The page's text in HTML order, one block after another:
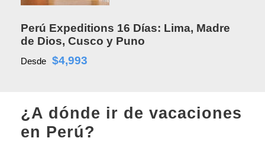
Perú Expeditions 16 Días: Lima, Madre
de Dios, Cusco y Puno
Desde $4,993
¿A dónde ir de vacaciones
en Perú?